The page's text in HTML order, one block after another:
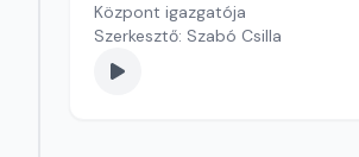
Központ igazgatója
Szerkesztő: Szabó Csilla